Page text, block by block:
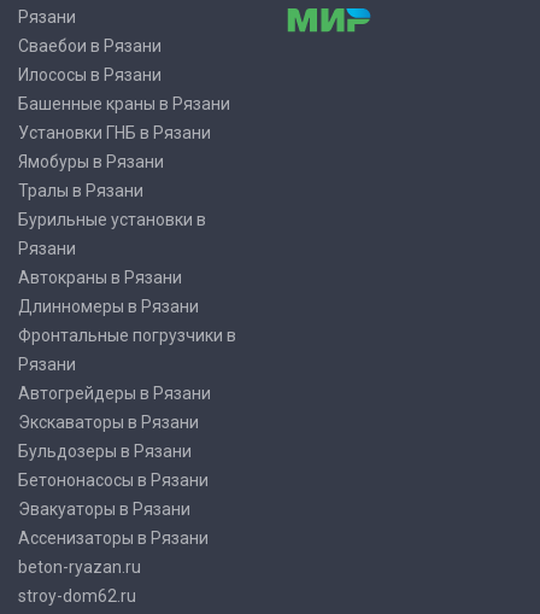
Рязани
Сваебои в Рязани
Илососы в Рязани
Башенные краны в Рязани
Установки ГНБ в Рязани
Ямобуры в Рязани
Тралы в Рязани
Бурильные установки в
Рязани
Автокраны в Рязани
Длинномеры в Рязани
Фронтальные погрузчики в
Рязани
Автогрейдеры в Рязани
Экскаваторы в Рязани
Бульдозеры в Рязани
Бетононасосы в Рязани
Эвакуаторы в Рязани
Ассенизаторы в Рязани
beton-ryazan.ru
stroy-dom62.ru